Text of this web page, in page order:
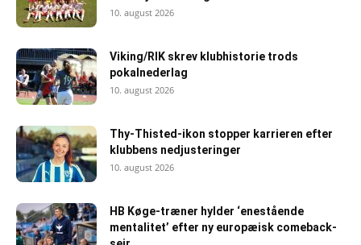
10. august 2026
Viking/RIK skrev klubhistorie trods
pokalnederlag
10. august 2026
Thy-Thisted-ikon stopper karrieren efter
klubbens nedjusteringer
10. august 2026
HB Køge-træner hylder ‘enestående
mentalitet’ efter ny europæisk comeback-